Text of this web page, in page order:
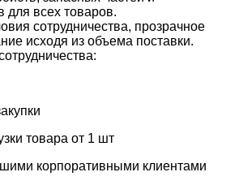
для всех товаров.
сотрудничества, прозрачное
исходя из объема поставки.
товара от 1 шт
корпоративными клиентами